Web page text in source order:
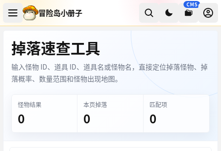
冒险岛小册子
CMS
掉落速查工具
输入怪物 ID、道具 ID、道具名或怪物名，直接定位掉落怪物、掉
落概率、数量范围和怪物出现地图。
怪物结果
0
本页掉落
0
匹配项
0